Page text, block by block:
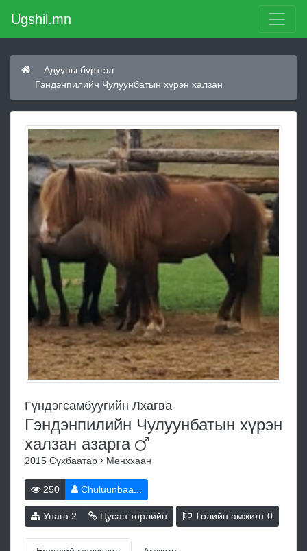
Ugshil.mn
Адууны бүртгэл
Гэндэнпилийн Чулуунбатын хүрэн халзан
Гүндэгсамбуугийн Лхагва
Гэндэнпилийн Чулуунбатын хүрэн
халзан азарга
2015 Сүхбаатар Мөнххаан
250 Chuluunbaa...
Унага 2 Цусан төрлийн Төлийн амжилт0